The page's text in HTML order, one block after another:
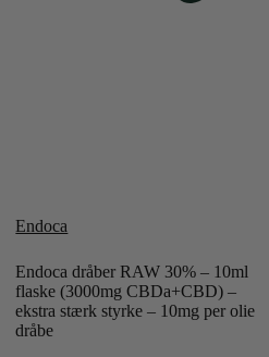
Endoca
Endoca dråber RAW 30% – 10ml
flaske (3000mg CBDa+CBD) –
ekstra stærk styrke – 10mg per olie
dråbe